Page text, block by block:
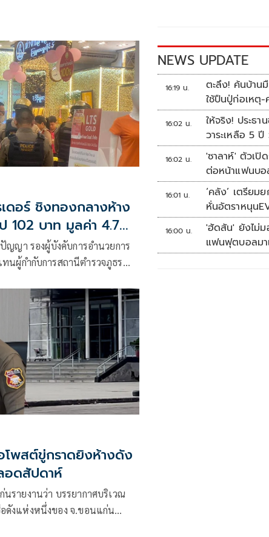
เดอร์ ชิงทองกลางห้าง
102 บาท มูลค่า 4.7
ญญา รองผู้บังคับการอำนวยการ
นผู้กำกับการสถานีตำรวจภูธร
สอด
โพสต์ขู่กราดยิงห้างดัง
อดสัปดาห์
รายงานว่า บรรยากาศบริเวณ
ดังแห่งหนึ่งของ จ.ขอนแก่น
NEWS UPDATE
16:19 น.
ตะลึง! ค้นบ้าน
ใช้ปืนปู่ก่อเหตุ
ยิง
16:02 น.
ให้จริง! ประธ
วาระเหลือ 5
อำเภอละล้าน
16:02 น.
'ซาลาห์' ตัวเปิ
ต่อหน้าแฟนบอ
16:01 น.
‘คลัง’ เตรียม
หั่นอัตราหนุน
หมุดไทย
16:00 น.
'ฮัดสัน' ยังไม่
แฟนฟุตบอลมา
ดวล 'เมียนมา'